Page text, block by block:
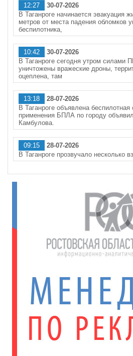
12:27
30-07-2026
В Таганроге начинается эвакуация
метров от места падения обломков
беспилотника,
10:42
30-07-2026
В Таганроге сегодня утром силами
уничтожены вражеские дроны,
оцеплена, там
13:18
28-07-2026
В Таганроге объявлена
применения БПЛА по городу
Камбулова.
09:15
28-07-2026
В Таганроге прозвучало несколько